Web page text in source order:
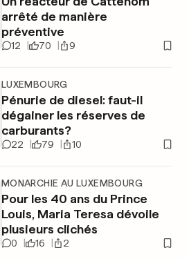
arrêté de manière
préventive
12 70 9
LUXEMBOURG
Pénurie de diesel: faut-il
dégainer les réserves de
carburants?
22 79 10
MONARCHIE AU LUXEMBOURG
Pour les 40 ans du Prince
Louis, Maria Teresa dévoile
plusieurs clichés
0 16 2